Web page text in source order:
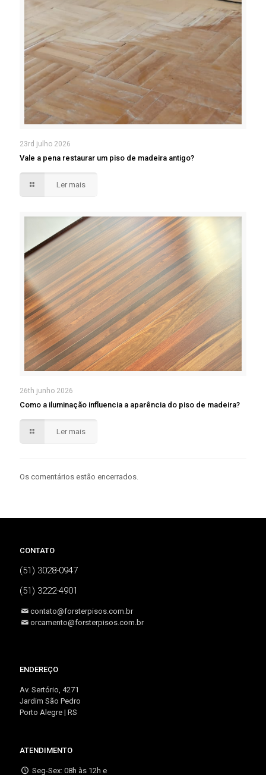
23rd julho 2026
Vale a pena restaurar um piso de madeira antigo?
Ler mais
26th junho 2026
Como a iluminação influencia a aparência do piso de madeira?
Ler mais
Os comentários estão encerrados.
CONTATO
(51) 3028-0947
(51) 3222-4901
contato@forsterpisos.com.br
orcamento@forsterpisos.com.br
ENDEREÇO
Av. Sertório, 4271
Jardim São Pedro
Porto Alegre | RS
ATENDIMENTO
Seg-Sex: 08h às 12h e